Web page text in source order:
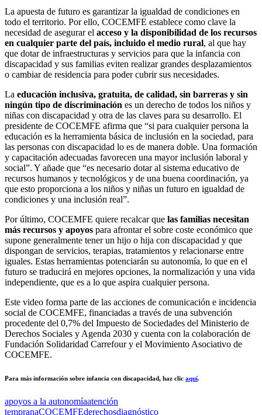
La apuesta de futuro es garantizar la igualdad de condiciones en
todo el territorio. Por ello, COCEMFE establece como clave la
necesidad de asegurar el acceso y la disponibilidad de los recursos
en cualquier parte del país, incluido el medio rural, al que hay
que dotar de infraestructuras y servicios para que la infancia con
discapacidad y sus familias eviten realizar grandes desplazamientos
o cambiar de residencia para poder cubrir sus necesidades.
La educación inclusiva, gratuita, de calidad, sin barreras y sin
ningún tipo de discriminación es un derecho de todos los niños y
niñas con discapacidad y otra de las claves para su desarrollo. El
presidente de COCEMFE afirma que “si para cualquier persona la
educación es la herramienta básica de inclusión en la sociedad, para
las personas con discapacidad lo es de manera doble. Una formación
y capacitación adecuadas favorecen una mayor inclusión laboral y
social”. Y añade que “es necesario dotar al sistema educativo de
recursos humanos y tecnológicos y de una buena coordinación, ya
que esto proporciona a los niños y niñas un futuro en igualdad de
condiciones y una inclusión real”.
Por último, COCEMFE quiere recalcar que las familias necesitan
más recursos y apoyos para afrontar el sobre coste económico que
supone generalmente tener un hijo o hija con discapacidad y que
dispongan de servicios, terapias, tratamientos y relacionarse entre
iguales. Estas herramientas potenciarán su autonomía, lo que en el
futuro se traducirá en mejores opciones, la normalización y una vida
independiente, que es a lo que aspira cualquier persona.
Este video forma parte de las acciones de comunicación e incidencia
social de COCEMFE, financiadas a través de una subvención
procedente del 0,7% del Impuesto de Sociedades del Ministerio de
Derechos Sociales y Agenda 2030 y cuenta con la colaboración de
Fundación Solidaridad Carrefour y el Movimiento Asociativo de
COCEMFE.
Para más información sobre infancia con discapacidad, haz clic aquí.
apoyos a la autonomíaatención
tempranaCOCEMFEderechosdiagnóstico